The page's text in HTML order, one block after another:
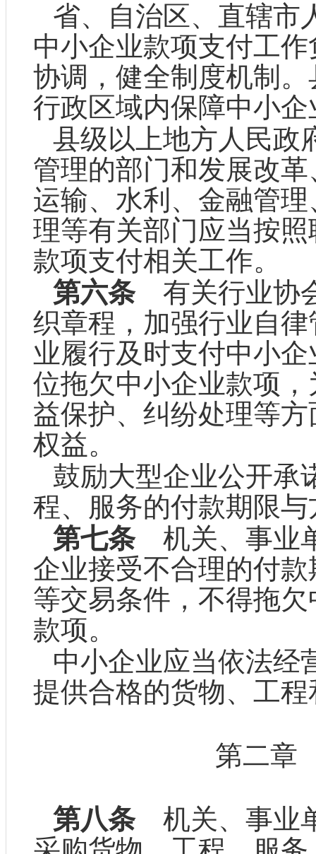
省、自治区、直辖市
中小企业款项支付工
协调，健全制度机制
行政区域内保障中小
县级以上地方人民政
管理的部门和发展改
运输、水利、金融管
理等有关部门应当按
款项支付相关工作。
第六条有关行业协
织章程，加强行业自
业履行及时支付中小
位拖欠中小企业款项
益保护、纠纷处理等
权益。
鼓励大型企业公开承
程、服务的付款期限与
第七条机关、事业
企业接受不合理的付
等交易条件，不得拖
款项。
中小企业应当依法经
提供合格的货物、工
第二章
第八条机关、事业